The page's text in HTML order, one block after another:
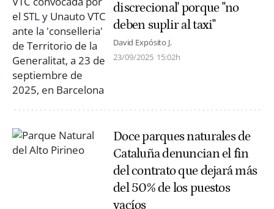
discrecional' porque "no
deben suplir al taxi"
David Expósito J.
23/09/2025 15:02h
Doce parques naturales de
Cataluña denuncian el fin
del contrato que dejará más
del 50% de los puestos
vacíos